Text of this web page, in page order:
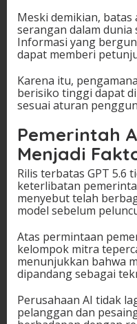
Meski demikian,
serangan dalam dunia
Informasi yang
dapat memberi
Karena itu,
berisiko tinggi dapat
sesuai aturan
Pemerintah
Menjadi
Rilis terbatas GPT 5.6
keterlibatan
menyebut telah
model sebelum
Atas permintaan
kelompok mitra
menunjukkan bahwa
dipandang sebagai
Perusahaan AI tidak
pelanggan dan